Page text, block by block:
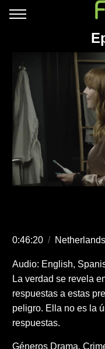
0:46:20 / Netherlands
Audio: English,
La verdad se revela
respuestas a estas
peligro. Ella no es la
respuestas.
Géneros Drama